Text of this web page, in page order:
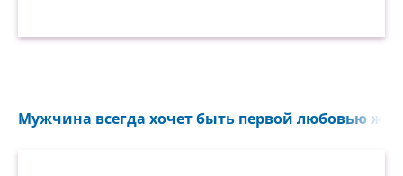
Мужчина всегда хочет быть первой любовью